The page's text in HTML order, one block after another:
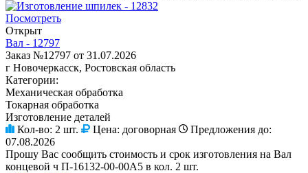
Посмотреть
Открыт
Вал - 12797
Заказ №12797 от 31.07.2026
г Новочеркасск, Ростовская область
Категории:
Механическая обработка
Токарная обработка
Изготовление деталей
Кол-во: 2 шт. Цена: договорная
Предложения до:
07.08.2026
Прошу Вас сообщить стоимость и срок изготовления на Вал
концевой ч П-16132-00-00А5 в кол. 2 шт.